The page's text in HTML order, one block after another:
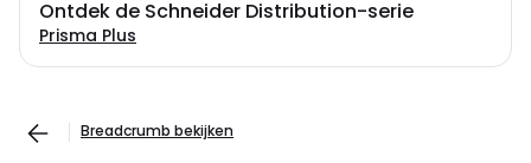
Ontdek de Schneider Distribution-serie
Prisma Plus
Breadcrumb bekijken